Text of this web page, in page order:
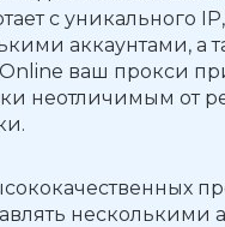
с уникального
аккаунтами, а
ваш прокси
неотличимым от
несколькими